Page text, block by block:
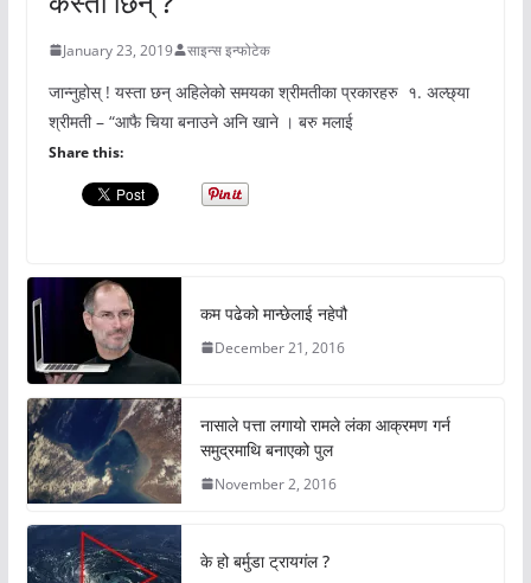
January 23, 2019 साइन्स इन्फोटेक
जान्नुहोस् ! यस्ता छन् अहिलेको समयका श्रीमतीका प्रकारहरु १. अल्छ्या
श्रीमती – “आफै चिया बनाउने अनि खाने । बरु मलाई
Share this:
कम पढेको मान्छेलाई नहेपौ
December 21, 2016
नासाले पत्ता लगायो रामले लंका आक्रमण गर्न
समुद्रमाथि बनाएको पुल
November 2, 2016
के हो बर्मुडा ट्रायगंल ?